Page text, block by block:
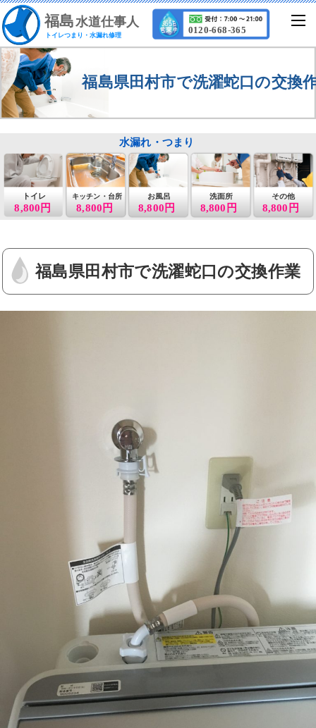
福島水道仕事人
トイレつまり・水漏れ修理
0120-668-365
福島県田村市で洗濯蛇口の交換
8,800円
トイレ
8,800円
キッチン・台所 お風呂
8,800円
洗面所
8,800円
その他
8,800円
水漏れ・つまり
福島県田村市で洗濯蛇口の交換作業